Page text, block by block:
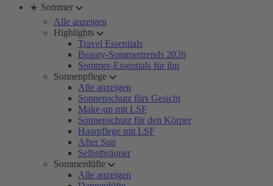
☀️ Sommer
Alle anzeigen
Highlights
Travel Essentials
Beauty-Sommertrends 2026
Sommer-Essentials für ihn
Sonnenpflege
Alle anzeigen
Sonnenschutz fürs Gesicht
Make-up mit LSF
Sonnenschutz für den Körper
Haarpflege mit LSF
After Sun
Selbstbräuner
Sommerdüfte
Alle anzeigen